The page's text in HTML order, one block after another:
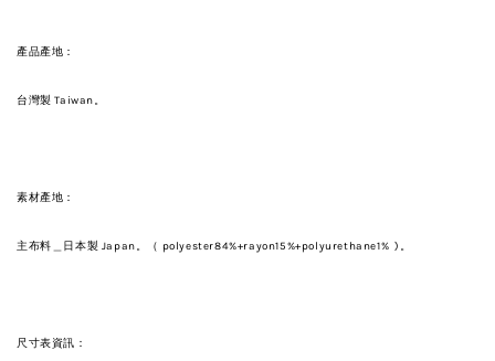
產品產地：
台灣製 Taiwan。
素材產地：
主布料＿日本製 Japan。（ polyester84%+rayon15%+polyurethane1% )。
尺寸表資訊：